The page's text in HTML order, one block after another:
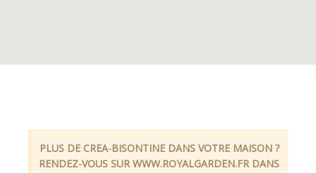
PLUS DE CREA-BISONTINE DANS VOTRE MAISON ?
RENDEZ-VOUS SUR WWW.ROYALGARDEN.FR DANS